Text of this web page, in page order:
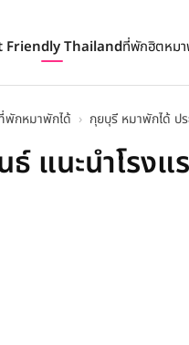
Friendly Thailandที่พักฮิตหมา
พักหมาพักได้ › กุยบุรี หมาพักได้ ป
แนะนำโรงแ